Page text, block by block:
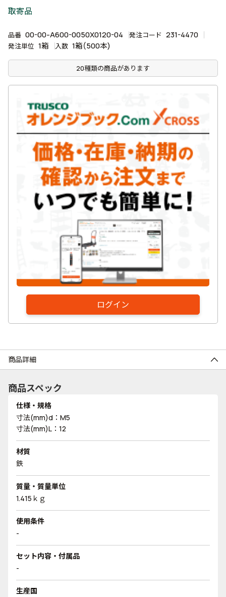
取寄品
品番 00-00-A600-0050X0120-04 発注コード 231-4470
発注単位 1箱 入数 1箱(500本)
20種類の商品があります
ログイン
商品詳細
商品スペック
仕様・規格
寸法(mm)d：M5
寸法(mm)L：12
材質
鉄
質量・質量単位
1.415ｋｇ
使用条件
-
セット内容・付属品
-
生産国